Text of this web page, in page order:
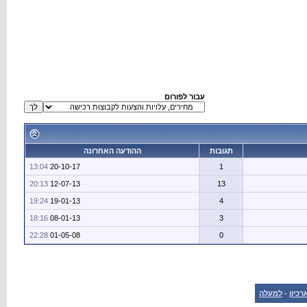
עבור לפורום
תגובות
ההודעה האחרונה
1
20-10-17
13:04
13
12-07-13
20:13
4
19-01-13
19:24
3
08-01-13
18:16
0
01-05-08
22:28
- למעלה